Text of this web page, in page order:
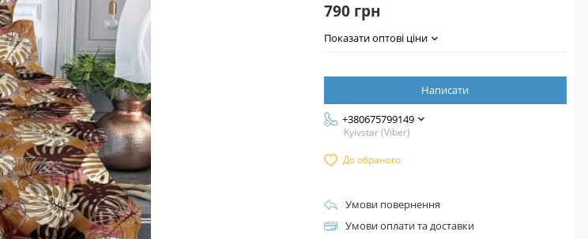
790 грн
Показати оптові ціни
Написати
+380675799149
Kyivstar (Viber)
До обраного
Умови повернення
Умови оплати та доставки